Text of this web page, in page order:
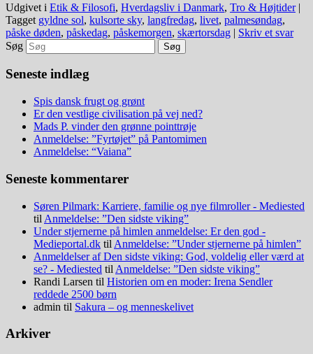
Udgivet i Etik & Filosofi, Hverdagsliv i Danmark, Tro & Højtider |
Tagget gyldne sol, kulsorte sky, langfredag, livet, palmesøndag,
påske døden, påskedag, påskemorgen, skærtorsdag | Skriv et svar
Søg
Seneste indlæg
Spis dansk frugt og grønt
Er den vestlige civilisation på vej ned?
Mads P. vinder den grønne pointtrøje
Anmeldelse: ”Fyrtøjet” på Pantomimen
Anmeldelse: “Vaiana”
Seneste kommentarer
Søren Pilmark: Karriere, familie og nye filmroller - Mediested
til Anmeldelse: ”Den sidste viking”
Under stjernerne på himlen anmeldelse: Er den god -
Medieportal.dk til Anmeldelse: ”Under stjernerne på himlen”
Anmeldelser af Den sidste viking: God, voldelig eller værd at
se? - Mediested til Anmeldelse: ”Den sidste viking”
Randi Larsen til Historien om en moder: Irena Sendler
reddede 2500 børn
admin til Sakura – og menneskelivet
Arkiver